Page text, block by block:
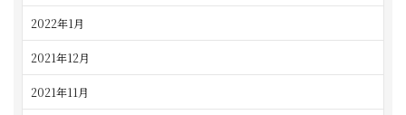
2022年1月
2021年12月
2021年11月